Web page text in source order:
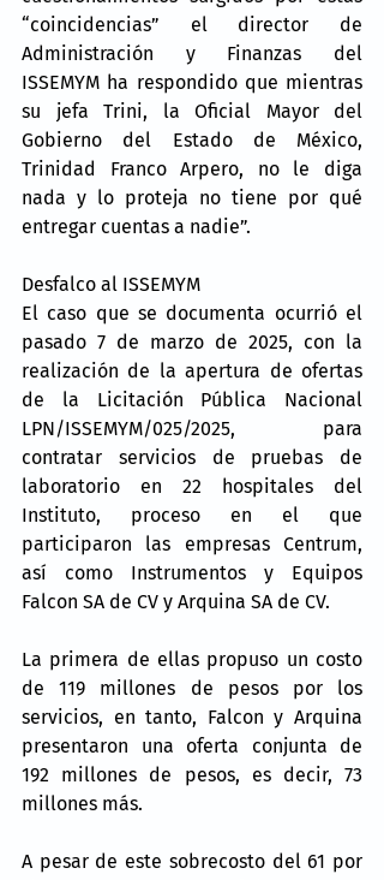
“coincidencias” el director de
Administración y Finanzas del
ISSEMYM ha respondido que mientras
su jefa Trini, la Oficial Mayor del
Gobierno del Estado de México,
Trinidad Franco Arpero, no le diga
nada y lo proteja no tiene por qué
entregar cuentas a nadie”.
Desfalco al ISSEMYM
El caso que se documenta ocurrió el
pasado 7 de marzo de 2025, con la
realización de la apertura de ofertas
de la Licitación Pública Nacional
LPN/ISSEMYM/025/2025, para
contratar servicios de pruebas de
laboratorio en 22 hospitales del
Instituto, proceso en el que
participaron las empresas Centrum,
así como Instrumentos y Equipos
Falcon SA de CV y Arquina SA de CV.
La primera de ellas propuso un costo
de 119 millones de pesos por los
servicios, en tanto, Falcon y Arquina
presentaron una oferta conjunta de
192 millones de pesos, es decir, 73
millones más.
A pesar de este sobrecosto del 61 por